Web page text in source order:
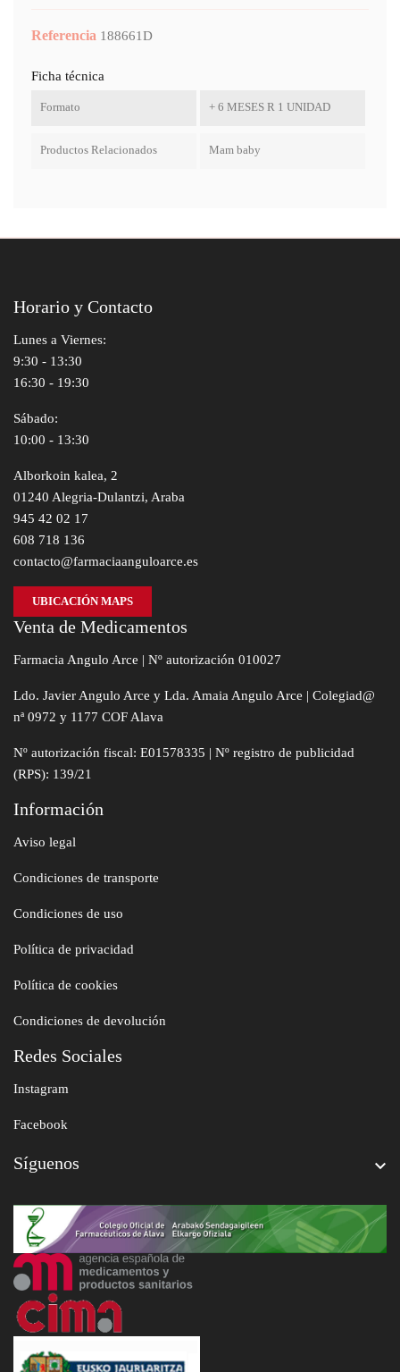
Referencia 188661D
Ficha técnica
Formato + 6 MESES R 1 UNIDAD
Productos Relacionados Mam baby
Horario y Contacto
Lunes a Viernes:
9:30 - 13:30
16:30 - 19:30
Sábado:
10:00 - 13:30
Alborkoin kalea, 2
01240 Alegria-Dulantzi, Araba
945 42 02 17
608 718 136
contacto@farmaciaanguloarce.es
UBICACIÓN MAPS
Venta de Medicamentos
Farmacia Angulo Arce | Nº autorización 010027
Ldo. Javier Angulo Arce y Lda. Amaia Angulo Arce | Colegiad@
nª 0972 y 1177 COF Alava
Nº autorización fiscal: E01578335 | Nº registro de publicidad
(RPS): 139/21
Información
Aviso legal
Condiciones de transporte
Condiciones de uso
Política de privacidad
Política de cookies
Condiciones de devolución
Redes Sociales
Instagram
Facebook
Síguenos 